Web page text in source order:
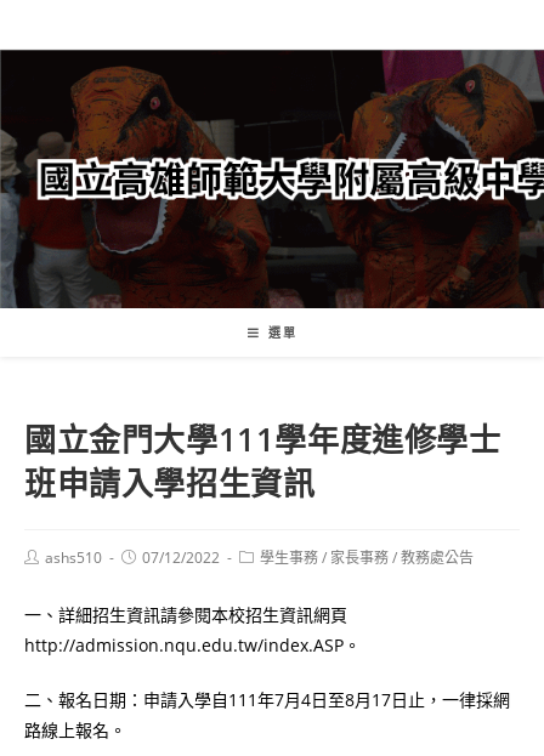
轉
要
內
容
選單
國立金門大學111學年度進修學士
班申請入學招生資訊
Postashs510
Post07/12/2022
Post學生事務/ 家長事務/教務處公告
一、詳細招生資訊請參閱本校招生資訊網頁
http://admission.nqu.edu.tw/index.ASP。
二、報名日期：申請入學自111年7月4日至8月17日止，一律採網
路線上報名。